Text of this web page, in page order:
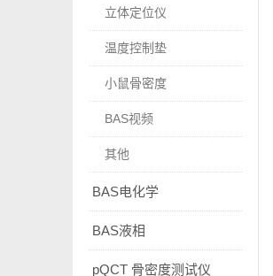
立体定位仪
温度控制垫
小鼠骨密度
BAS视频
其他
BAS电化学
BAS液相
pQCT 骨密度测试仪